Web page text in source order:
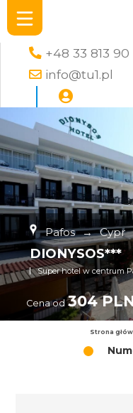
+48 33 813
info@tu1.pl
Pafos → Cypr
DIONYSOS***
Super hotel w centrum
Cena od 304
Strona